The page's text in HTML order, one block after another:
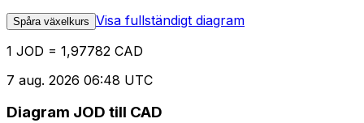
Spåra växelkurs Visa fullständigt diagram
1 JOD = 1,97782 CAD
7 aug. 2026 06:48 UTC
Diagram JOD till CAD